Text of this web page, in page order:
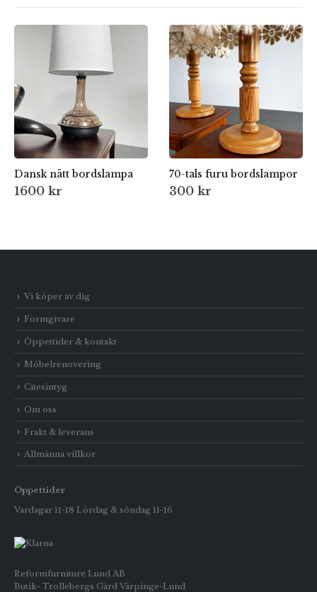
Dansk nätt bordslampa
1600 kr
70-tals furu bordslampor
300 kr
Vi köper av dig
Formgivare
Öppettider & kontakt
Möbelrenovering
Citesintyg
Om oss
Frakt & leverans
Allmänna villkor
Öppettider
Vardagar 11-18 Lördag & söndag 11-16
Reformfurniture Lund AB
Butik- Trollebergs Gård Värpinge-Lund